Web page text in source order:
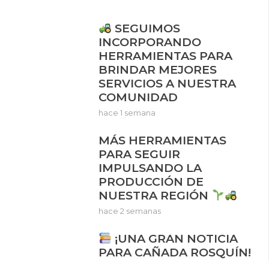
SEGUIMOS
INCORPORANDO
HERRAMIENTAS PARA
BRINDAR MEJORES
SERVICIOS A NUESTRA
COMUNIDAD
hace 1 semana
MÁS HERRAMIENTAS
PARA SEGUIR
IMPULSANDO LA
PRODUCCIÓN DE
NUESTRA REGIÓN
hace 2 semanas
¡UNA GRAN NOTICIA
PARA CAÑADA ROSQUÍN!